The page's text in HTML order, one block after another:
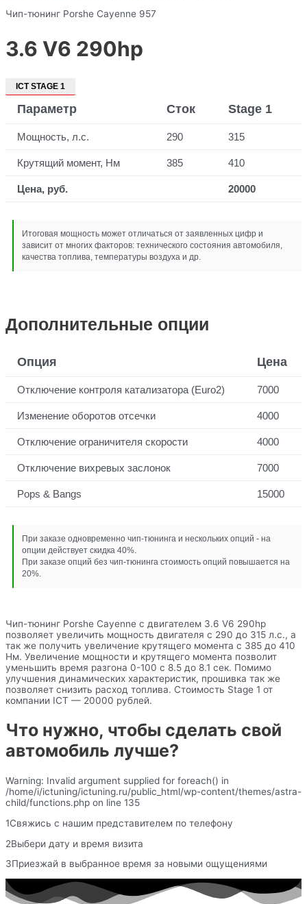
Чип-тюнинг Porshe Cayenne 957
3.6 V6 290hp
ICT STAGE 1
Параметр Сток Stage 1
Мощность, л.с. 290 315
Крутящий момент, Нм 385 410
Цена, руб. 20000
Итоговая мощность может отличаться от заявленных цифр и
зависит от многих факторов: технического состояния автомобиля,
качества топлива, температуры воздуха и др.
Дополнительные опции
Опция Цена
Отключение контроля катализатора (Euro2) 7000
Изменение оборотов отсечки 4000
Отключение ограничителя скорости 4000
Отключение вихревых заслонок 7000
Pops & Bangs 15000
При заказе одновременно чип-тюнинга и нескольких опций - на
опции действует скидка 40%.
При заказе опций без чип-тюнинга стоимость опций повышается на
20%.
Чип-тюнинг Porshe Cayenne с двигателем 3.6 V6 290hp
позволяет увеличить мощность двигателя с 290 до 315 л.с., а
так же получить увеличение крутящего момента с 385 до 410
Нм. Увеличение мощности и крутящего момента позволит
уменьшить время разгона 0-100 с 8.5 до 8.1 сек. Помимо
улучшения динамических характеристик, прошивка так же
позволяет снизить расход топлива. Стоимость Stage 1 от
компании ICT — 20000 рублей.
Что нужно, чтобы сделать свой
автомобиль лучше?
Warning: Invalid argument supplied for foreach() in
/home/i/ictuning/ictuning.ru/public_html/wp-content/themes/astra-
child/functions.php on line 135
1Свяжись с нашим представителем по телефону
2Выбери дату и время визита
3Приезжай в выбранное время за новыми ощущениями